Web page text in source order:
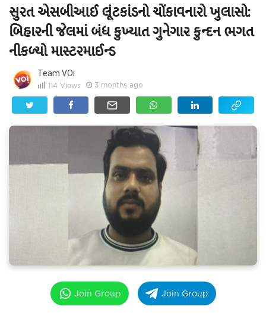
સુરત એસબીઆઈ લૂંટકાંડનો ચોંકાવનારો ખુલાસો:
બિહારની જેલમાં બંધ કુખ્યાત ગુનેગાર કુન્દન ભગત
નીકળ્યો માસ્ટરમાઈન્ડ
Team VOi
114 Views 3 months ago
Join Group Join Group